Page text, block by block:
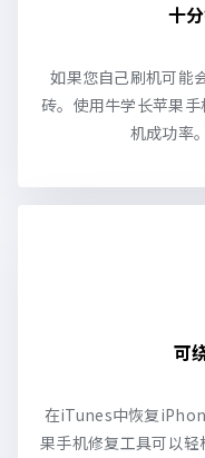
十
如果您自己刷机可能
砖。使用牛学长苹果
机成功率
可
在iTunes中恢复
果手机修复工具可以